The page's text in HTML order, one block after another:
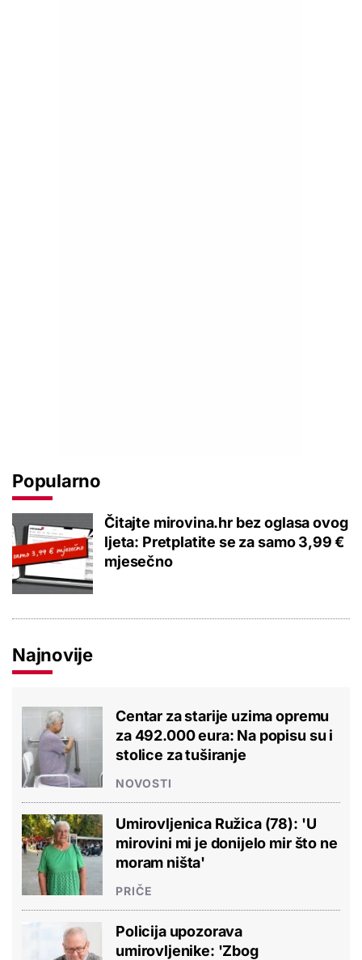
Popularno
Čitajte mirovina.hr bez oglasa ovog
ljeta: Pretplatite se za samo 3,99 €
mjesečno
Najnovije
Centar za starije uzima opremu
za 492.000 eura: Na popisu su i
stolice za tuširanje
NOVOSTI
Umirovljenica Ružica (78): 'U
mirovini mi je donijelo mir što ne
moram ništa'
PRIČE
Policija upozorava
umirovljenike: 'Zbog